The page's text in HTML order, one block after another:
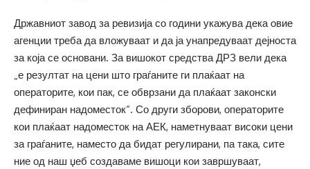
Државниот завод за ревизија со години укажува дека овие
агенции треба да вложуваат и да ја унапредуваат дејноста
за која се основани. За вишокот средства ДРЗ вели дека
„е резултат на цени што граѓаните ги плаќаат на
операторите, кои пак, се обврзани да плаќаат законски
дефиниран надоместок“. Со други зборови, операторите
кои плаќаат надоместок на АЕК, наметнуваат високи цени
за граѓаните, наместо да бидат регулирани, па така, сите
ние од наш џеб создаваме вишоци кои завршуваат,